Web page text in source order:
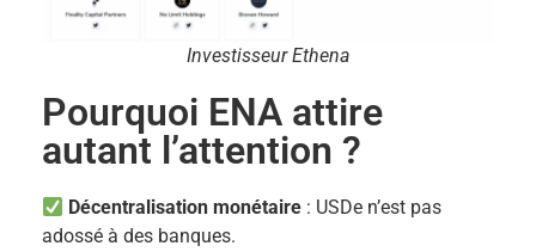
Investisseur Ethena
Pourquoi ENA attire
autant l’attention ?
Décentralisation monétaire : USDe n’est pas
adossé à des banques.